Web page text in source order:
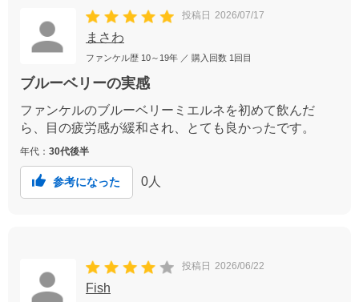
投稿日 2026/07/17
まさわ
ファンケル歴 10～19年 ／ 購入回数 1回目
ブルーベリーの実感
ファンケルのブルーベリーミエルネを初めて飲んだ
ら、目の疲労感が緩和され、とても良かったです。
年代： 30代後半
参考になった 0 人
投稿日 2026/06/22
Fish